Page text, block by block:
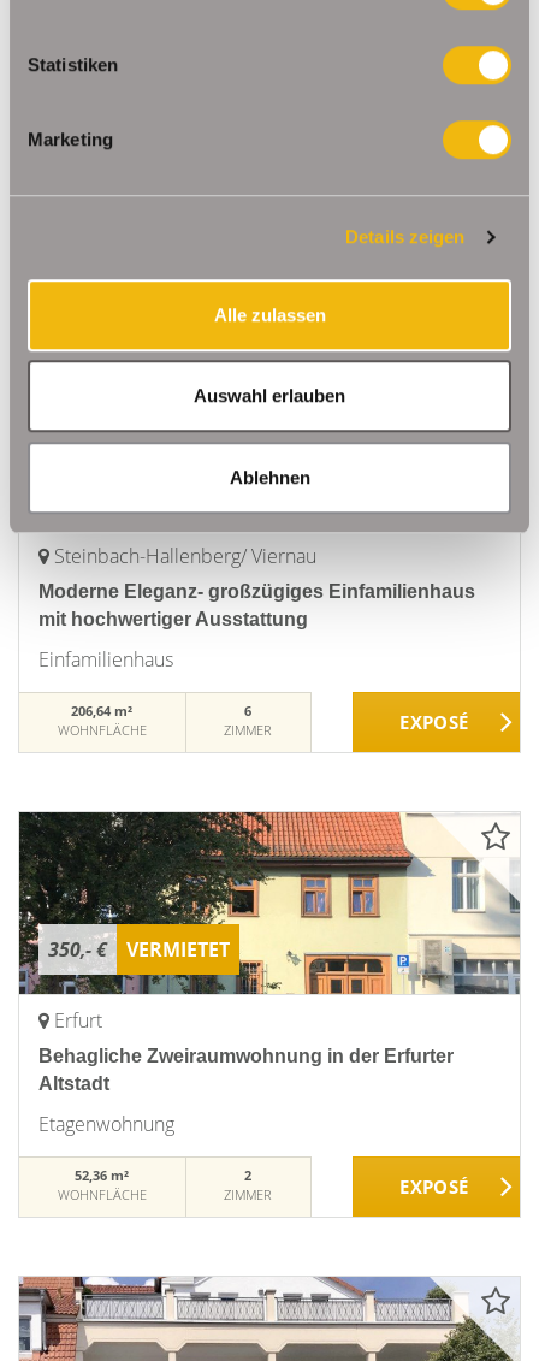
Statistiken
Marketing
Details zeigen
Alle zulassen
Auswahl erlauben
Ablehnen
Modernes Reihenhaus mit Wintergärten, Sauna &
gemütlichem Innenhof
Reihenhaus
VERKAUFT
Steinbach-Hallenberg/ Viernau
Moderne Eleganz- großzügiges Einfamilienhaus
mit hochwertiger Ausstattung
Einfamilienhaus
206,64 m²
WOHNFLÄCHE
6
ZIMMER
350,- € VERMIETET
Erfurt
Behagliche Zweiraumwohnung in der Erfurter
Altstadt
Etagenwohnung
52,36 m²
WOHNFLÄCHE
2
ZIMMER